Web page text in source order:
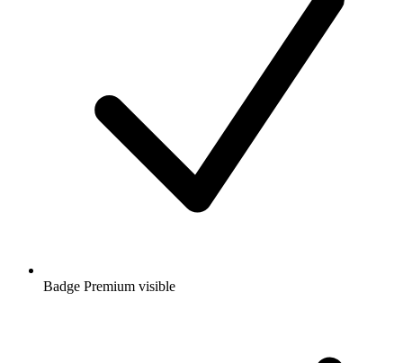
Badge Premium visible